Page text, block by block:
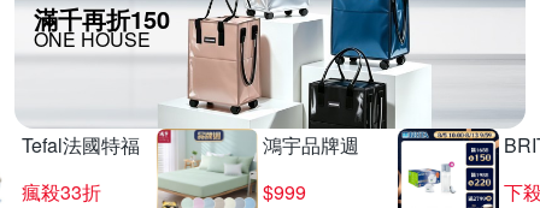
滿千再折150
ONE HOUSE
Tefal法國特福
瘋殺33折
鴻宇品牌週
$999
下